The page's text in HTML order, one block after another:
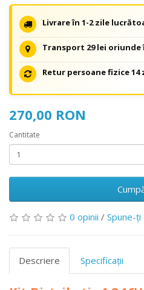
Livrare în 1-2 zile
Transport 29 lei oriunde
Retur persoane fizice 14
270,00 RON
Cantitate
0 opinii / Spune-ţi
Descriere Specificaţii